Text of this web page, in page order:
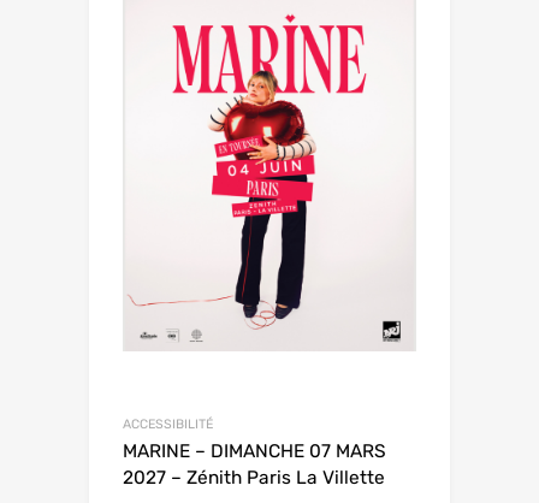
ACCESSIBILITÉ
MARINE – DIMANCHE 07 MARS
2027 – Zénith Paris La Villette